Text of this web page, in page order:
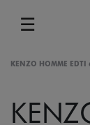
☰
Menu
KENZO HOMME EDTI